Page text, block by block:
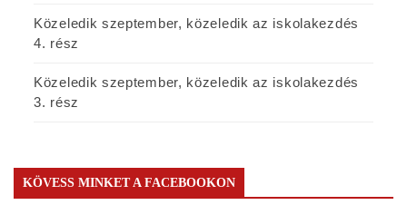
Közeledik szeptember, közeledik az iskolakezdés
4. rész
Közeledik szeptember, közeledik az iskolakezdés
3. rész
KÖVESS MINKET A FACEBOOKON